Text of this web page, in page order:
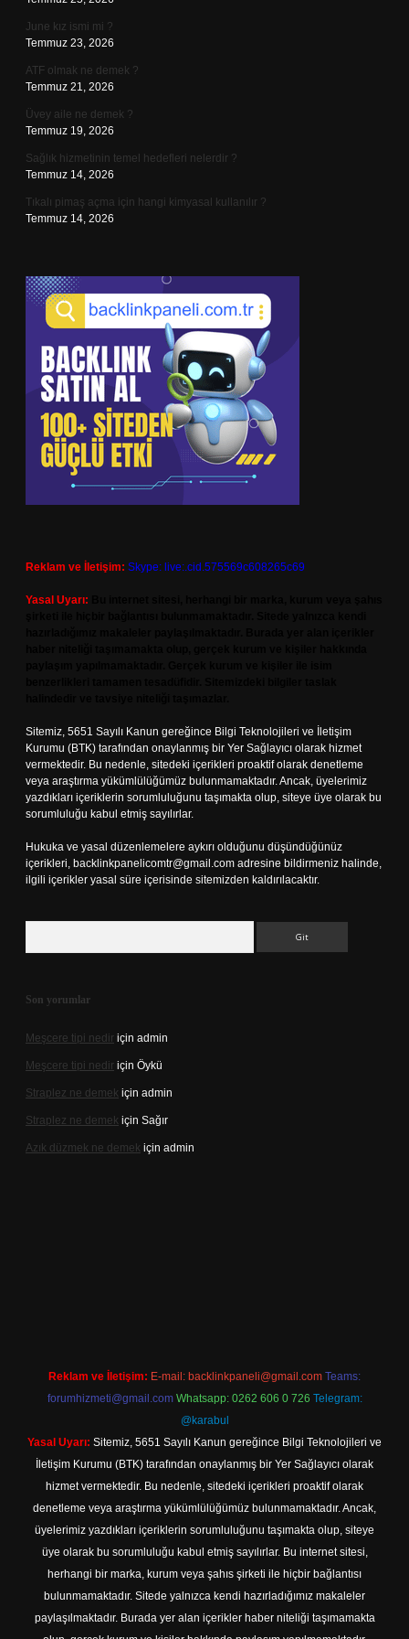
June kız ismi mi ?
Temmuz 23, 2026
ATF olmak ne demek ?
Temmuz 21, 2026
Üvey aile ne demek ?
Temmuz 19, 2026
Sağlık hizmetinin temel hedefleri nelerdir ?
Temmuz 14, 2026
Tıkalı pimaş açma için hangi kimyasal kullanılır ?
Temmuz 14, 2026
Reklam ve İletişim: Skype: live:.cid.575569c608265c69
Yasal Uyarı:
Sitemiz, 5651 Sayılı Kanun gereğince Bilgi Teknolojileri ve İletişim
Kurumu (BTK) tarafından onaylanmış bir Yer Sağlayıcı olarak hizmet
vermektedir. Bu nedenle, sitedeki içerikleri proaktif olarak denetleme
veya araştırma yükümlülüğümüz bulunmamaktadır. Ancak, üyelerimiz
yazdıkları içeriklerin sorumluluğunu taşımakta olup, siteye üye olarak bu
sorumluluğu kabul etmiş sayılırlar.
Hukuka ve yasal düzenlemelere aykırı olduğunu düşündüğünüz
içerikleri, backlinkpanelicomtr@gmail.com adresine bildirmeniz halinde,
ilgili içerikler yasal süre içerisinde sitemizden kaldırılacaktır.
Son yorumlar
Meşcere tipi nedir için admin
Meşcere tipi nedir için Öykü
Straplez ne demek için admin
Straplez ne demek için Sağır
Azık düzmek ne demek için admin
Reklam ve İletişim: E-mail: backlinkpaneli@gmail.com Teams:
forumhizmeti@gmail.com Whatsapp: 0262 606 0 726 Telegram:
@karabul
Yasal Uyarı: Sitemiz, 5651 Sayılı Kanun gereğince Bilgi Teknolojileri ve
İletişim Kurumu (BTK) tarafından onaylanmış bir Yer Sağlayıcı olarak
hizmet vermektedir. Bu nedenle, sitedeki içerikleri proaktif olarak
denetleme veya araştırma yükümlülüğümüz bulunmamaktadır. Ancak,
üyelerimiz yazdıkları içeriklerin sorumluluğunu taşımakta olup, siteye
üye olarak bu sorumluluğu kabul etmiş sayılırlar. Bu internet sitesi,
herhangi bir marka, kurum veya şahıs şirketi ile hiçbir bağlantısı
bulunmamaktadır. Sitede yalnızca kendi hazırladığımız makaleler
paylaşılmaktadır. Burada yer alan içerikler haber niteliği taşımamakta